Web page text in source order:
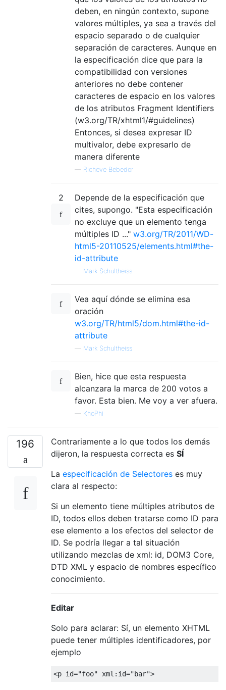
deben, en ningún contexto, supone
valores múltiples, ya sea a través del
espacio separado o de cualquier
separación de caracteres. Aunque en
la especificación dice que para la
compatibilidad con versiones
anteriores no debe contener
caracteres de espacio en los valores
de los atributos Fragment Identifiers
(w3.org/TR/xhtml1/#guidelines)
Entonces, si desea expresar ID
multivalor, debe expresarlo de
manera diferente
— Richeve Bebedor
2
Depende de la especificación que
cites, supongo. "Esta especificación
no excluye que un elemento tenga
múltiples ID ..." w3.org/TR/2011/WD-
html5-20110525/elements.html#the-
id-attribute
— Mark Schultheiss
Vea aquí dónde se elimina esa
oración
w3.org/TR/html5/dom.html#the-id-
attribute
— Mark Schultheiss
Bien, hice que esta respuesta
alcanzara la marca de 200 votos a
favor. Esta bien. Me voy a ver afuera.
— KhoPhi
196
Contrariamente a lo que todos los demás
dijeron, la respuesta correcta es SÍ
La especificación de Selectores es muy
clara al respecto:
Si un elemento tiene múltiples atributos de
ID, todos ellos deben tratarse como ID para
ese elemento a los efectos del selector de
ID. Se podría llegar a tal situación
utilizando mezclas de xml: id, DOM3 Core,
DTD XML y espacio de nombres específico
conocimiento.
Editar
Solo para aclarar: Sí, un elemento XHTML
puede tener múltiples identificadores, por
ejemplo
<p id="foo" xml:id="bar">